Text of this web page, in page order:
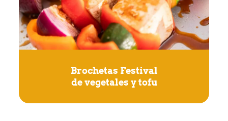
Brochetas Festival
de vegetales y tofu